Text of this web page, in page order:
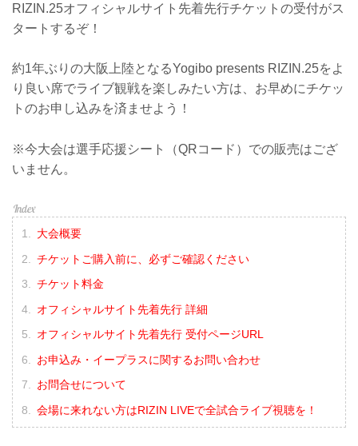
RIZIN.25オフィシャルサイト先着先行チケットの受付がス
タートするぞ！
約1年ぶりの大阪上陸となるYogibo presents RIZIN.25をよ
り良い席でライブ観戦を楽しみたい方は、お早めにチケッ
トのお申し込みを済ませよう！
※今大会は選手応援シート（QRコード）での販売はござ
いません。
大会概要
チケットご購入前に、必ずご確認ください
チケット料金
オフィシャルサイト先着先行 詳細
オフィシャルサイト先着先行 受付ページURL
お申込み・イープラスに関するお問い合わせ
お問合せについて
会場に来れない方はRIZIN LIVEで全試合ライブ視聴を！